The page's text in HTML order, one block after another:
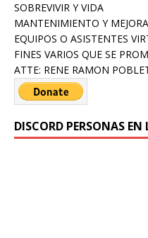
SOBREVIVIR Y VIDA
MANTENIMIENTO Y
EQUIPOS O ASISTENTES
FINES VARIOS QUE SE
ATTE: RENE RAMON
DISCORD PERSONAS EN